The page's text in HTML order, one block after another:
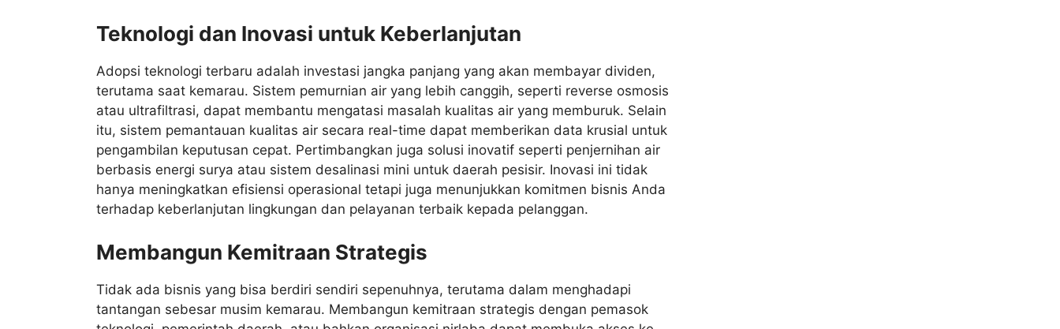
Teknologi dan Inovasi untuk Keberlanjutan
Adopsi teknologi terbaru adalah investasi jangka panjang yang akan membayar dividen,
terutama saat kemarau. Sistem pemurnian air yang lebih canggih, seperti reverse osmosis
atau ultrafiltrasi, dapat membantu mengatasi masalah kualitas air yang memburuk. Selain
itu, sistem pemantauan kualitas air secara real-time dapat memberikan data krusial untuk
pengambilan keputusan cepat. Pertimbangkan juga solusi inovatif seperti penjernihan air
berbasis energi surya atau sistem desalinasi mini untuk daerah pesisir. Inovasi ini tidak
hanya meningkatkan efisiensi operasional tetapi juga menunjukkan komitmen bisnis Anda
terhadap keberlanjutan lingkungan dan pelayanan terbaik kepada pelanggan.
Membangun Kemitraan Strategis
Tidak ada bisnis yang bisa berdiri sendiri sepenuhnya, terutama dalam menghadapi
tantangan sebesar musim kemarau. Membangun kemitraan strategis dengan pemasok